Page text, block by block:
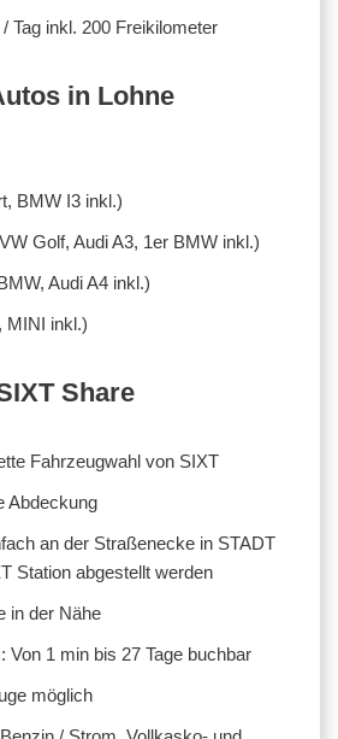
Tag inkl. 200 Freikilometer
in Lohne
BMW I3 inkl.)
Golf, Audi A3, 1er BMW inkl.)
Audi A4 inkl.)
MINI inkl.)
Share
Fahrzeugwahl von SIXT
Abdeckung
an der Straßenecke in STADT
Station abgestellt werden
in der Nähe
Von 1 min bis 27 Tage buchbar
möglich